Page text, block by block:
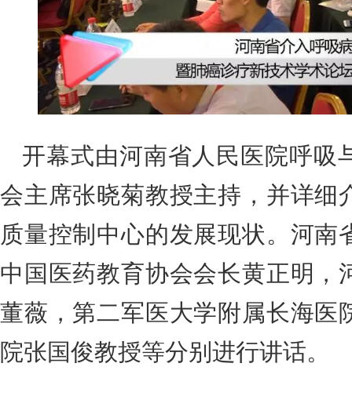
开幕式由河南省人民医院呼吸
会主席张晓菊教授主持，并详细
质量控制中心的发展现状。河南
中国医药教育协会会长黄正明，
董薇，第二军医大学附属长海医
院张国俊教授等分别进行讲话。